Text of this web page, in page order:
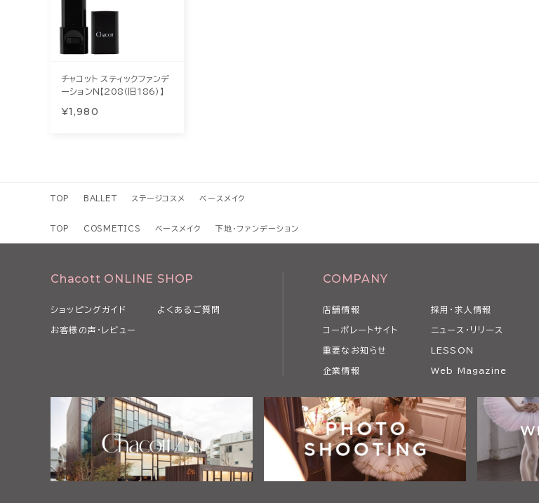
チャコット スティックファンデ
ーションN【208（旧186）】
¥1,980
TOP BALLET ステージコスメ ベースメイク
TOP COSMETICS ベースメイク 下地・ファンデーション
Chacott ONLINE SHOP
ショッピングガイド よくあるご質問
お客様の声・レビュー
COMPANY
店舗情報
コーポレートサイト
重要なお知らせ
企業情報
採用・求人情報
ニュース・リリース
LESSON
Web Magazine